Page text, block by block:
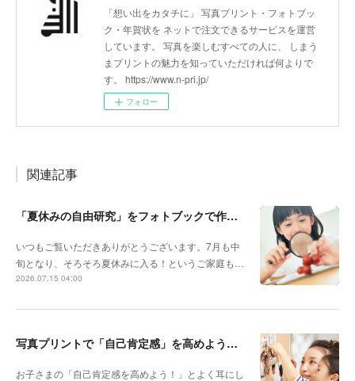
「想い出をカタチに」 写真プリント・フォトブッ
ク・年賀状を ネットで注文できるサービスを運営
しています。 写真を楽しむすべての人に、 しまう
まプリントの魅力を知っていただければ何よりで
す。 https://www.n-pri.jp/
フォロー
関連記事
「夏休みの自由研究」をフォトブックで作ろう🔎
いつもご覧いただきありがとうございます。7月も中
旬となり、そろそろ夏休みに入る！というご家庭も…
2026.07.15 04:00
写真プリントで「自己肯定感」を高めよう！【ほめ写】のすすめ
お子さまの「自己肯定感を高めよう！」とよく耳にし